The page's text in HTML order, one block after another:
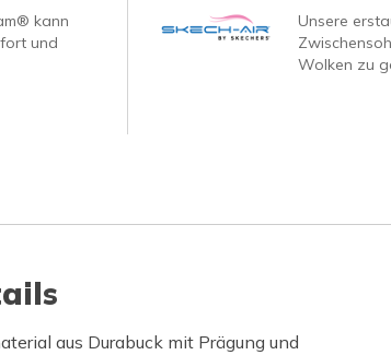
kann
und
Unsere
Wolken zu
aus Durabuck mit Prägung und